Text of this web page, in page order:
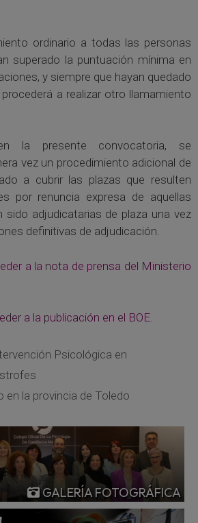
ordinario a todas las personas
superado la puntuación mínima en
y siempre que hayan quedado
a realizar otro llamamiento
la presente convocatoria, se
vez un procedimiento adicional de
a cubrir las plazas que resulten
por renuncia expresa de aquellas
sido adjudicatarias de plaza una vez
definitivas de adjudicación.
a la nota de prensa del Ministerio
a la publicación en el BOE.
Psicológica en
en la provincia de Toledo
GALERÍA FOTOGRÁFICA